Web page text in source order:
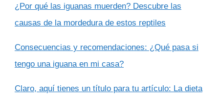
¿Por qué las iguanas muerden? Descubre las
causas de la mordedura de estos reptiles
Consecuencias y recomendaciones: ¿Qué pasa si
tengo una iguana en mi casa?
Claro, aquí tienes un título para tu artículo: La dieta